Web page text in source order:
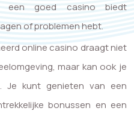
een goed casino biedt
of problemen hebt.
online casino draagt niet
maar kan ook je
Je kunt genieten van een
bonussen en een